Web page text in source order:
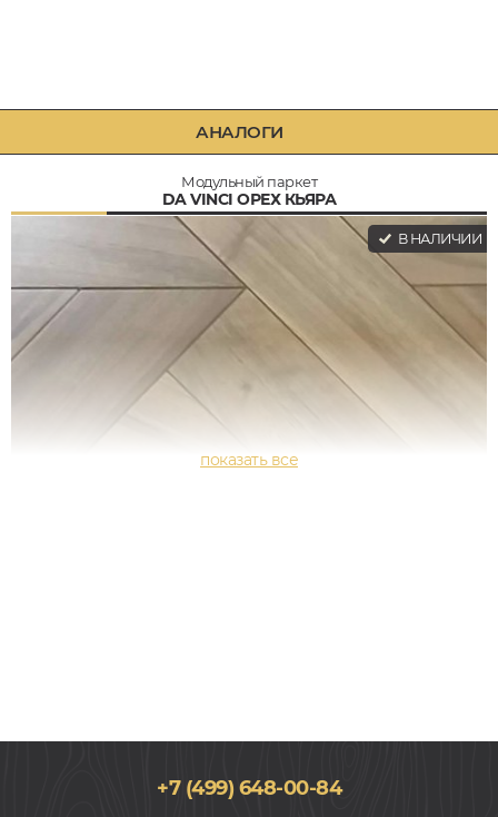
АНАЛОГИ
Модульный паркет
DA VINCI ОРЕХ КЬЯРА
В НАЛИЧИИ
+7 (499) 648-00-84